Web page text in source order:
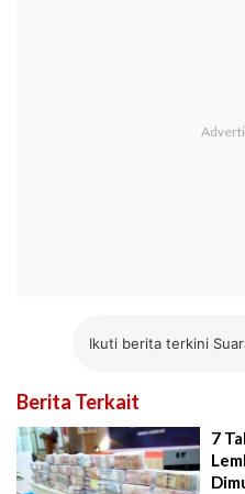
Ikuti berita terkini
Berita Terkait
7